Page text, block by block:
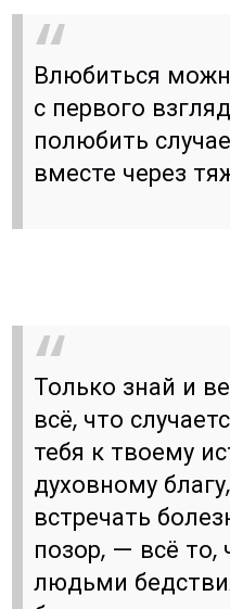
Влюбиться
с первого
полюбить
вместе через
Только знай и
всё, что
тебя к твоему
духовному
встречать
позор, — всё то,
людьми